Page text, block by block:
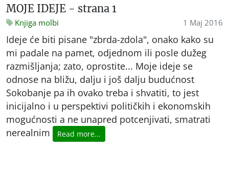
MOJE IDEJE - strana 1
Knjiga molbi 1 Maj 2016
Ideje će biti pisane "zbrda-zdola", onako kako su
mi padale na pamet, odjednom ili posle dužeg
razmišljanja; zato, oprostite... Moje ideje se
odnose na bližu, dalju i još dalju budućnost
Sokobanje pa ih ovako treba i shvatiti, to jest
inicijalno i u perspektivi političkih i ekonomskih
mogućnosti a ne unapred potcenjivati, smatrati
nerealnim
Read more...